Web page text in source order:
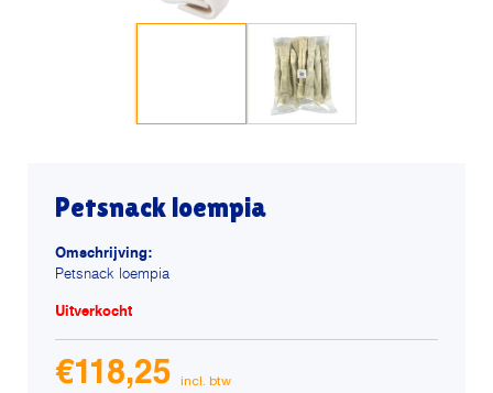
Petsnack loempia
Omschrijving:
Petsnack loempia
Uitverkocht
€118,25